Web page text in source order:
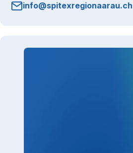
info@spitexregionaarau.ch